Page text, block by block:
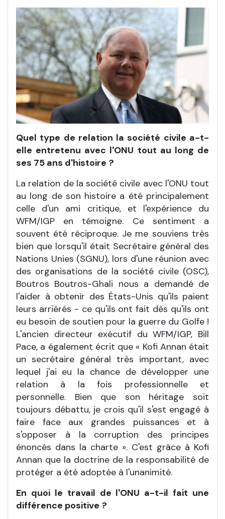
Quel type de relation la société civile a-t-
elle entretenu avec l'ONU tout au long de
ses 75 ans d'histoire ?
La relation de la société civile avec l'ONU tout
au long de son histoire a été principalement
celle d'un ami critique, et l'expérience du
WFM/IGP en témoigne. Ce sentiment a
souvent été réciproque. Je me souviens très
bien que lorsqu'il était Secrétaire général des
Nations Unies (SGNU), lors d'une réunion avec
des organisations de la société civile (OSC),
Boutros Boutros-Ghali nous a demandé de
l'aider à obtenir des États-Unis qu'ils paient
leurs arriérés - ce qu'ils ont fait dès qu'ils ont
eu besoin de soutien pour la guerre du Golfe !
L'ancien directeur exécutif du WFM/IGP, Bill
Pace, a également écrit que « Kofi Annan était
un secrétaire général très important, avec
lequel j'ai eu la chance de développer une
relation à la fois professionnelle et
personnelle. Bien que son héritage soit
toujours débattu, je crois qu'il s'est engagé à
faire face aux grandes puissances et à
s'opposer à la corruption des principes
énoncés dans la charte ». C'est grâce à Kofi
Annan que la doctrine de la responsabilité de
protéger a été adoptée à l'unanimité.
En quoi le travail de l'ONU a-t-il fait une
différence positive ?